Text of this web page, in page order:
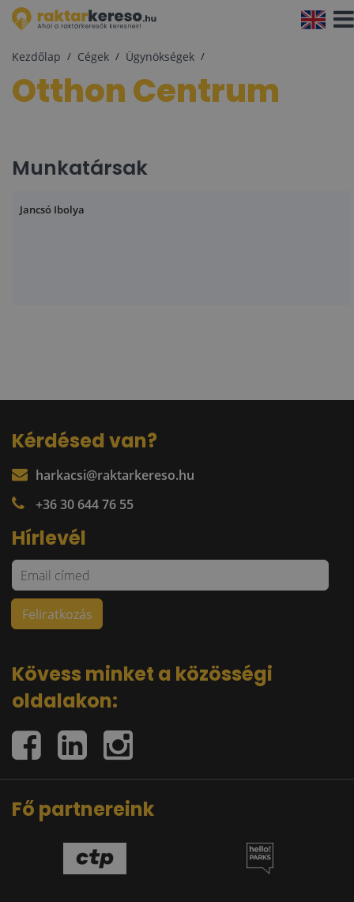
Kezdőlap Cégek Ügynökségek
Otthon Centrum
Munkatársak
Jancsó Ibolya
Kérdésed van?
harkacsi@raktarkereso.hu
+36 30 644 76 55
Hírlevél
Kövess minket a közösségi
oldalakon:
Fő partnereink